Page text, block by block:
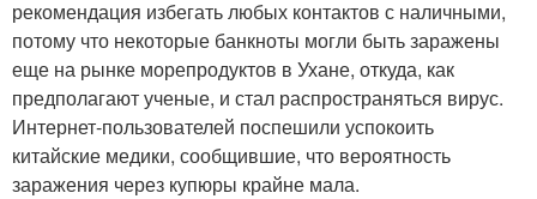
рекомендация избегать любых контактов с наличными,
потому что некоторые банкноты могли быть заражены
еще на рынке морепродуктов в Ухане, откуда, как
предполагают ученые, и стал распространяться вирус.
Интернет-пользователей поспешили успокоить
китайские медики, сообщившие, что вероятность
заражения через купюры крайне мала.